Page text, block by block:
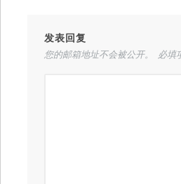
发表回复
您的邮箱地址不会被公开。 必填